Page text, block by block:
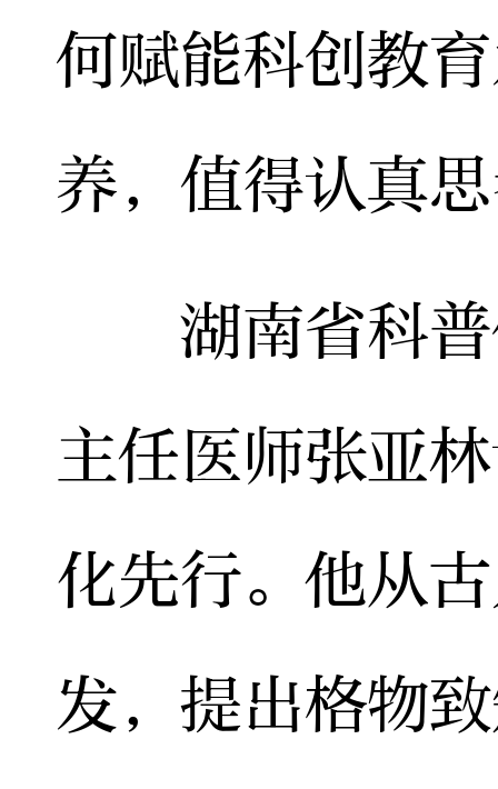
何赋能科创教
养，值得认真
湖南省科普
主任医师张亚
化先行。他从
发，提出格物